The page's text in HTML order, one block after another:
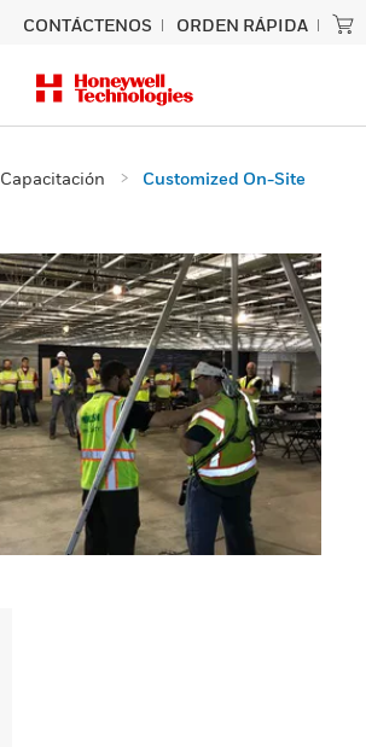
CONTÁCTENOS ORDEN RÁPIDA
Capacitación
Customized On-Site